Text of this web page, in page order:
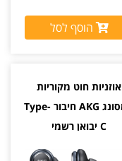
הוסף לסל
אוזניות חוט מקוריות
סמסונג AKG חיבור Type-
C יבואן רשמי